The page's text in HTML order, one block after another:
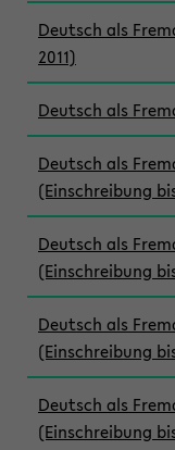
Deutsch als
2011)
Deutsch als
Deutsch als
(Einschreibung
Deutsch als
(Einschreibung
Deutsch als
(Einschreibung
Deutsch als
(Einschreibung